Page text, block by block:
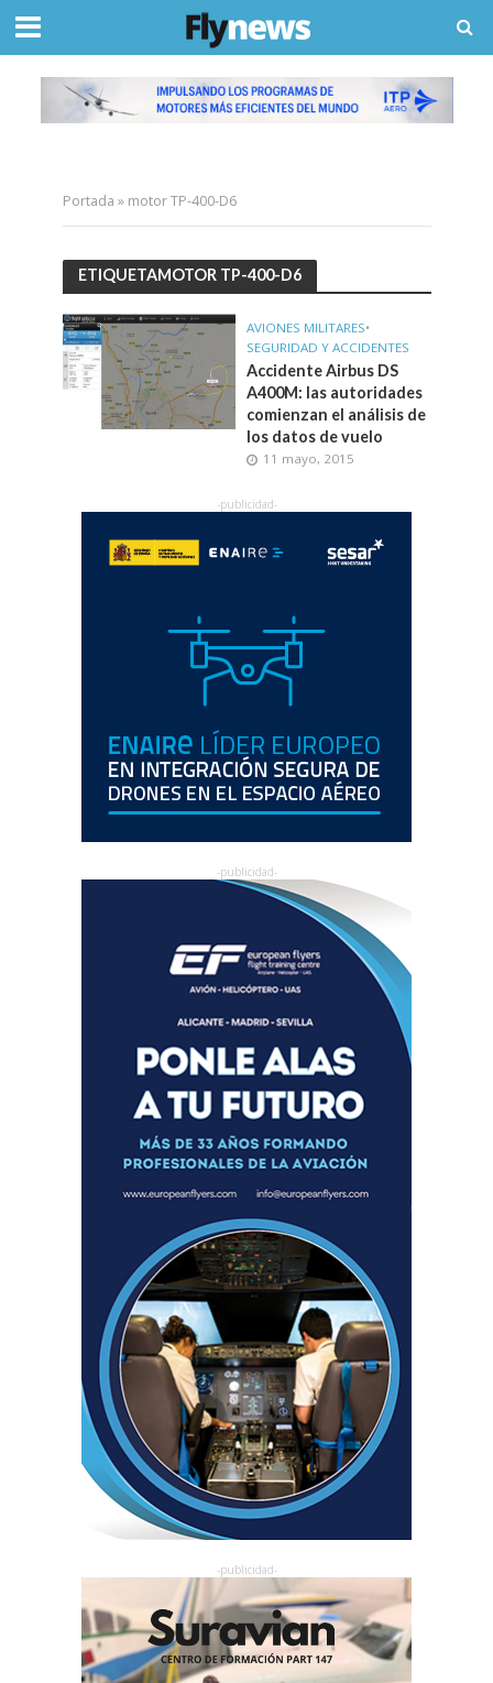
Portada » motor TP-400-D6
ETIQUETAMOTOR TP-400-D6
AVIONES MILITARES•
SEGURIDAD Y ACCIDENTES
Accidente Airbus DS
A400M: las autoridades
comienzan el análisis de
los datos de vuelo
11 mayo, 2015